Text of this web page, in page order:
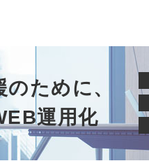
ために、
運用化